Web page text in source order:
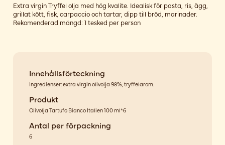
Extra virgin Tryffel olja med hög kvalite. Idealisk för pasta, ris, ägg,
grillat kött, fisk, carpaccio och tartar, dipp till bröd, marinader.
Rekomenderad mängd: 1 tesked per person
Innehållsförteckning
Ingredienser: extra virgin olivolja 98%, tryffelarom.
Produkt
Olivolja Tartufo Bianco Italien 100 ml*6
Antal per förpackning
6